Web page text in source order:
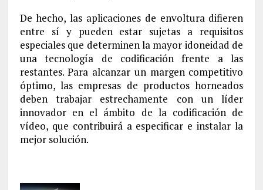
De hecho, las aplicaciones de envoltura difieren
entre sí y pueden estar sujetas a requisitos
especiales que determinen la mayor idoneidad de
una tecnología de codificación frente a las
restantes. Para alcanzar un margen competitivo
óptimo, las empresas de productos horneados
deben trabajar estrechamente con un líder
innovador en el ámbito de la codificación de
vídeo, que contribuirá a especificar e instalar la
mejor solución.